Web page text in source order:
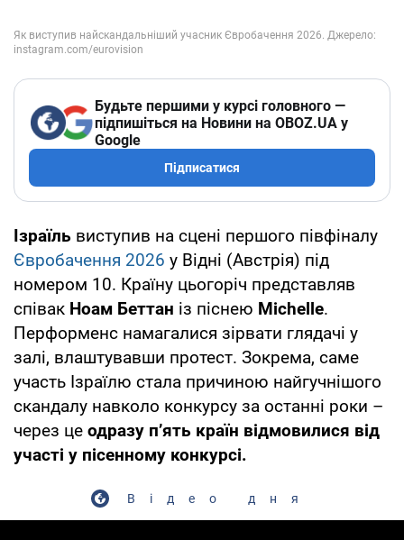
Будьте першими у курсі головного —
підпишіться на Новини на OBOZ.UA у
Google
Підписатися
Ізраїль виступив на сцені першого півфіналу
Євробачення 2026 у Відні (Австрія) під
номером 10. Країну цьогоріч представляв
співак Ноам Беттан із піснею Michelle.
Перформенс намагалися зірвати глядачі у
залі, влаштувавши протест. Зокрема, саме
участь Ізраїлю стала причиною найгучнішого
скандалу навколо конкурсу за останні роки –
через це одразу п’ять країн відмовилися від
участі у пісенному конкурсі.
Відео дня